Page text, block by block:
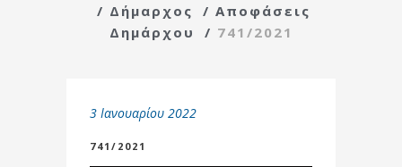
/ Δήμαρχος / Αποφάσεις
Δημάρχου
/ 741/2021
3 Ιανουαρίου 2022
741/2021